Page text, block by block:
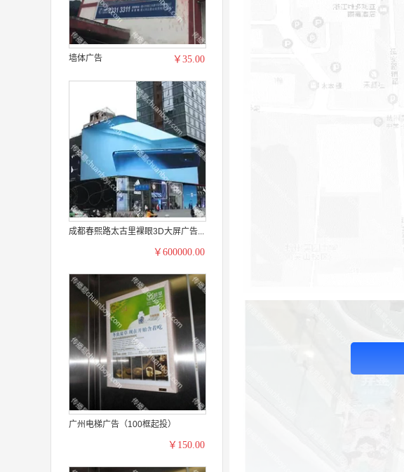
墙体广告 ￥35.00
成都春熙路太古里裸眼3D大屏广告...
￥600000.00
广州电梯广告（100框起投）
￥150.00